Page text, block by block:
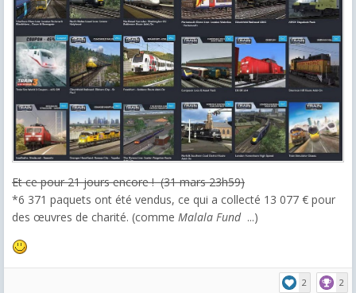
Et ce pour 21 jours encore ! (31 mars 23h59)
*6 371 paquets ont été vendus, ce qui a collecté 13 077 € pour
des œuvres de charité. (comme Malala Fund ...)
2 2